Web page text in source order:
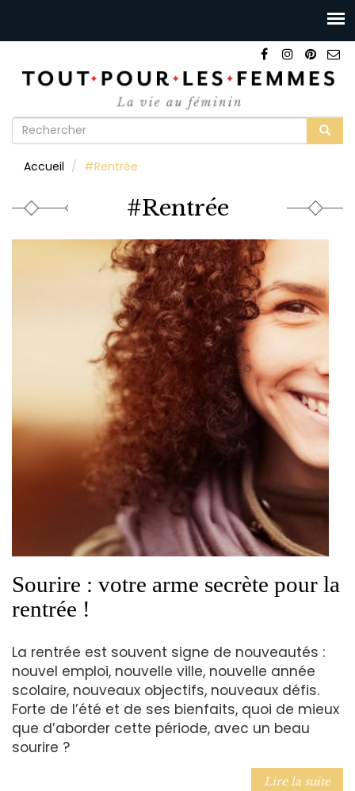
Formulaire
recherche
Accueil #Rentrée
#Rentrée
Sourire : votre arme secrète pour la
rentrée !
La rentrée est souvent signe de nouveautés :
nouvel emploi, nouvelle ville, nouvelle année
scolaire, nouveaux objectifs, nouveaux défis.
Forte de l’été et de ses bienfaits, quoi de mieux
que d’aborder cette période, avec un beau
sourire ?
Lire la suite